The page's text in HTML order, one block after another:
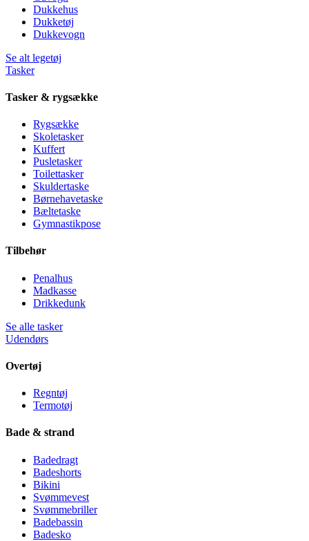
Dukkehus
Dukketøj
Dukkevogn
Se alt legetøj
Tasker
Tasker & rygsække
Rygsække
Skoletasker
Kuffert
Pusletasker
Toilettasker
Skuldertaske
Børnehavetaske
Bæltetaske
Gymnastikpose
Tilbehør
Penalhus
Madkasse
Drikkedunk
Se alle tasker
Udendørs
Overtøj
Regntøj
Termotøj
Bade & strand
Badedragt
Badeshorts
Bikini
Svømmevest
Svømmebriller
Badebassin
Badesko